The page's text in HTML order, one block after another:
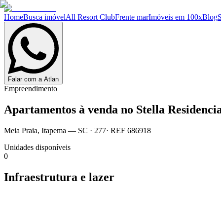
HomeBusca imóvelAll Resort ClubFrente marImóveis em 100xBlog
Falar com a Atlan
Empreendimento
Apartamentos à venda no Stella
Meia Praia, Itapema — SC · 277· REF 686918
Unidades disponíveis
0
Infraestrutura e lazer